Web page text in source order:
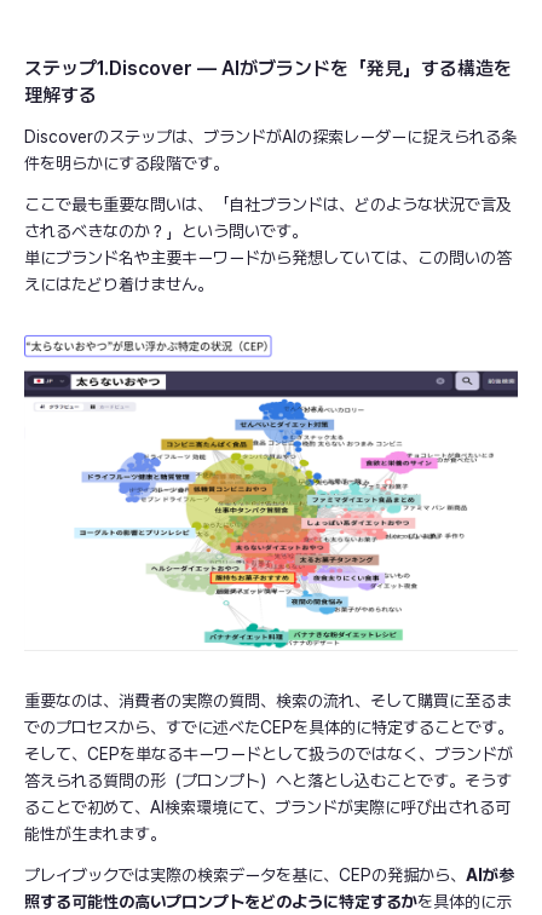
ステップ1.Discover — AIがブランドを「発見」する構造を
理解する
Discoverのステップは、ブランドがAIの探索レーダーに捉えられる条
件を明らかにする段階です。
ここで最も重要な問いは、「自社ブランドは、どのような状況で言及
されるべきなのか？」という問いです。
単にブランド名や主要キーワードから発想していては、この問いの答
えにはたどり着けません。
重要なのは、消費者の実際の質問、検索の流れ、そして購買に至るま
でのプロセスから、すでに述べたCEPを具体的に特定することです。
そして、CEPを単なるキーワードとして扱うのではなく、ブランドが
答えられる質問の形（プロンプト）へと落とし込むことです。そうす
ることで初めて、AI検索環境にて、ブランドが実際に呼び出される可
能性が生まれます。
プレイブックでは実際の検索データを基に、CEPの発掘から、 AIが参
照する可能性の高いプロンプトをどのように特定するかを具体的に示